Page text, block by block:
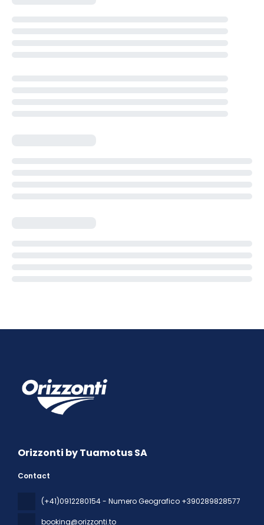
Orizzonti by Tuamotus SA
Contact
(+41)0912280154 - Numero Geografico +390289828577
booking@orizzonti.to